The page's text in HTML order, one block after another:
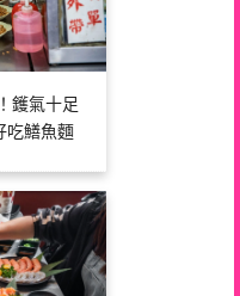
鑊氣十足
吃鱔魚麵